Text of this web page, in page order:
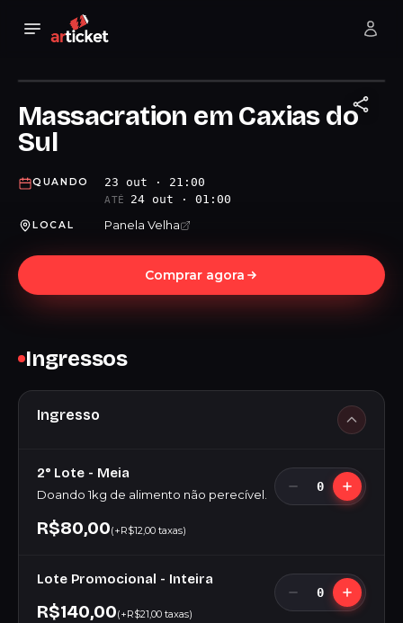
Massacration em Caxias do
Sul
QUANDO 23 out · 21:00
ATÉ 24 out · 01:00
LOCAL Panela Velha
Comprar agora
Ingressos
Ingresso
2° Lote - Meia
Doando 1kg de alimento não perecível.
R$80,00(+R$12,00 taxas)
0
Lote Promocional - Inteira
R$140,00(+R$21,00 taxas)
0